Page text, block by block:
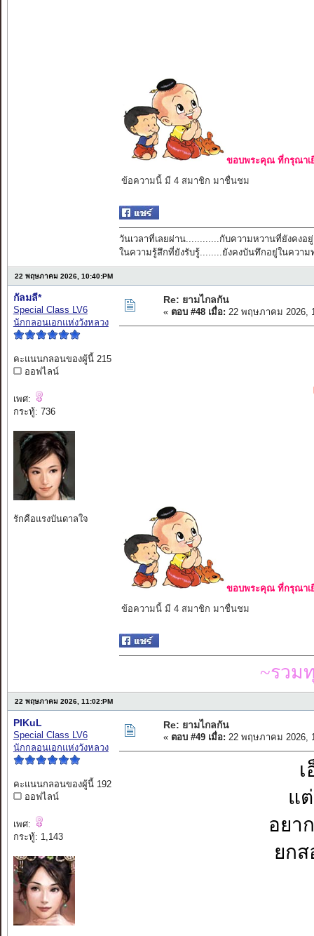
ขอบพระคุณ ที่กรุณาเ
ข้อความนี้ มี 4 สมาชิก มาชื่นชม
วันเวลาที่เลยผ่าน............กับความหวานที่ยังคงอยู่
ในความรู้สึกที่ยังรับรู้........ยังคงบันทึกอยู่ในความ
22 พฤษภาคม 2026, 10:40:PM
กัลมลี*
Special Class LV6
นักกลอนเอกแห่งวังหลวง
คะแนนกลอนของผู้นี้ 215
ออฟไลน์
เพศ:
กระทู้: 736
รักคือแรงบันดาลใจ
Re: ยามไกลกัน
« ตอบ #48 เมื่อ: 22 พฤษภาคม 2026,
ขอบพระคุณ ที่กรุณาเ
ข้อความนี้ มี 4 สมาชิก มาชื่นชม
~รวม
22 พฤษภาคม 2026, 11:02:PM
PIKuL
Special Class LV6
นักกลอนเอกแห่งวังหลวง
คะแนนกลอนของผู้นี้ 192
ออฟไลน์
เพศ:
กระทู้: 1,143
Re: ยามไกลกัน
« ตอบ #49 เมื่อ: 22 พฤษภาคม 2026,
แ
อยา
ยกส